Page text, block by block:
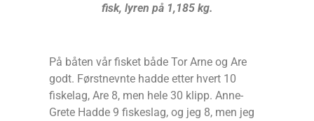
fisk, lyren på 1,185 kg.
På båten vår fisket både Tor Arne og Are
godt. Førstnevnte hadde etter hvert 10
fiskelag, Are 8, men hele 30 klipp. Anne-
Grete Hadde 9 fiskeslag, og jeg 8, men jeg